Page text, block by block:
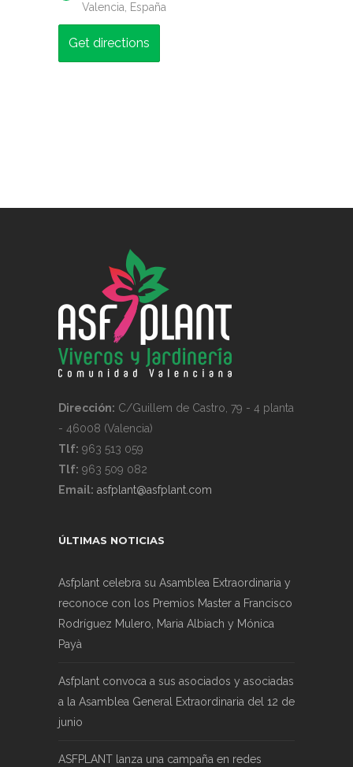
Valencia, España
Dirección: C/Guillem de Castro, 79 - 4 planta
- 46008 (Valencia)
Tlf: 963 513 059
Tlf: 963 509 082
Email: asfplant@asfplant.com
ÚLTIMAS NOTICIAS
Asfplant celebra su Asamblea Extraordinaria y
reconoce con los Premios Master a Francisco
Rodríguez Mulero, Maria Albiach y Mónica
Payà
Asfplant convoca a sus asociados y asociadas
a la Asamblea General Extraordinaria del 12 de
junio
ASFPLANT lanza una campaña en redes